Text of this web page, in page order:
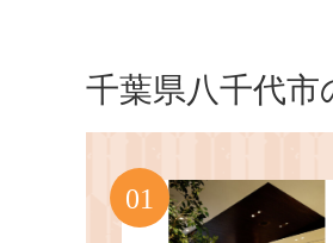
千葉県八千代